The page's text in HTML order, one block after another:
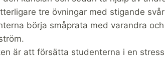
tre övningar med stigande
börja småprata med varandra
är att försätta studenterna i en